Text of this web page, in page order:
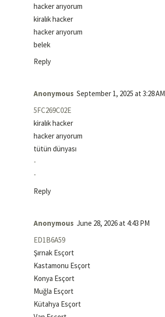
hacker arıyorum
kiralık hacker
hacker arıyorum
belek
Reply
Anonymous September 1, 2025 at 3:28 AM
5FC269C02E
kiralık hacker
hacker arıyorum
tütün dünyası
-
-
Reply
Anonymous June 28, 2026 at 4:43 PM
ED1B6A59
Şırnak Esçort
Kastamonu Esçort
Konya Esçort
Muğla Esçort
Kütahya Esçort